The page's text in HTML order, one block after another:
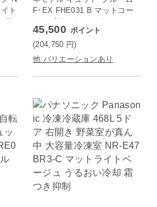
ト
泡
ス
F･EX FHE031 B マットコー
クスブラック ２０インチ
45,500 ポイント
(204,750 円)
他 バリエーションあり